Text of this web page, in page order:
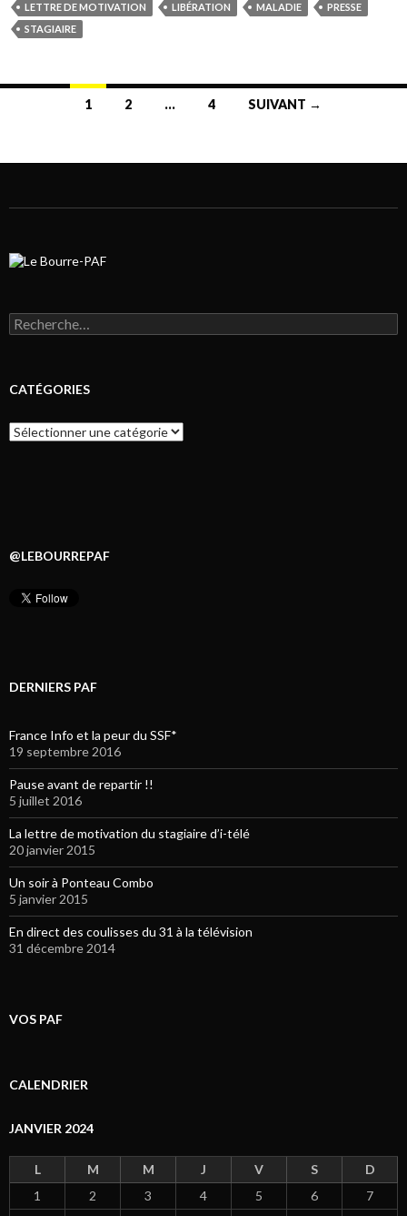
LETTRE DE MOTIVATION
LIBÉRATION MALADIE
PRESSE
STAGIAIRE
1 2 … 4 SUIVANT →
Rechercher :
CATÉGORIES
Catégories
@LEBOURREPAF
DERNIERS PAF
France Info et la peur du SSF*
19 septembre 2016
Pause avant de repartir !!
5 juillet 2016
La lettre de motivation du stagiaire d’i-télé
20 janvier 2015
Un soir à Ponteau Combo
5 janvier 2015
En direct des coulisses du 31 à la télévision
31 décembre 2014
VOS PAF
CALENDRIER
JANVIER 2024
L M M J V S
D
1
2 3 4 5 6
7